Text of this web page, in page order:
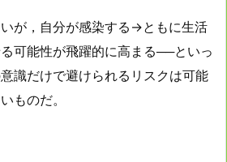
が，自分が感染する→ともに生活
可能性が飛躍的に高まる──といっ
識だけで避けられるリスクは可能
ものだ。